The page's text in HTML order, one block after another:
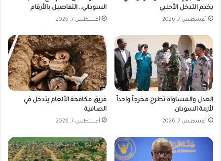
ي
ة
يخدم التدخل الأجنبي
أغسطس 7, 2026
السوداني.. التفاصيل بالأرقام
أغسطس 7, 2026
العدل والمساواة تطرح مخرجاً واحداً
لأزمة السودان
أغسطس 7, 2026
فريق مكافحة الألغام يتدخل في
الصافية
أغسطس 7, 2026